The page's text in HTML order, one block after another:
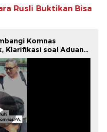
Rusli Buktikan Bisa
Komnas
Klarifikasi soal Aduan